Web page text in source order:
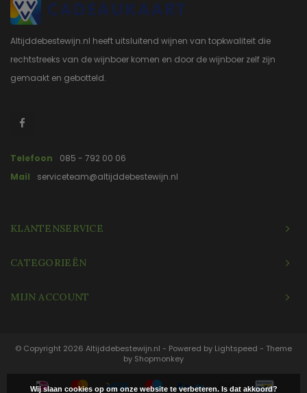
Altijddebestewijn.nl heeft uitsluitend wijnen van topkwaliteit die
rechtstreeks van de wijnboer komen en door de wijnboer zelf zijn
gemaakt en gebotteld.
Telefoon
085 - 792 00 06
Mail
serviceteam@altijddebestewijn.nl
KLANTENSERVICE
CATEGORIEËN
MIJN ACCOUNT
© Copyright 2026 Altijddebestewijn.nl - Powered by Lightspeed - Theme
by Shopmonkey
Wij slaan cookies op om onze website te verbeteren. Is dat akkoord?